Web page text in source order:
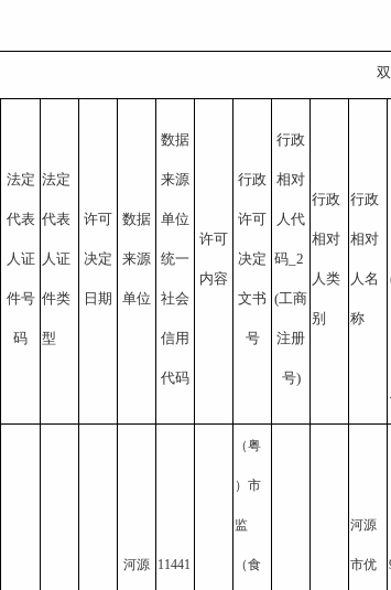
法定
代表
人证
件号
码
法定
代表
人证
件类
型
许可
决定
日期
数据
来源
单位
数据
来源
单位
统一
社会
信用
代码
许可
内容
行政
许可
决定
文书
号
行政
相对
人代
码_2
(工商
注册
号)
行政
相对
人类
别
行政
相对
人名
称
河源 11441
（粤
）市
监
（食
河源
市优